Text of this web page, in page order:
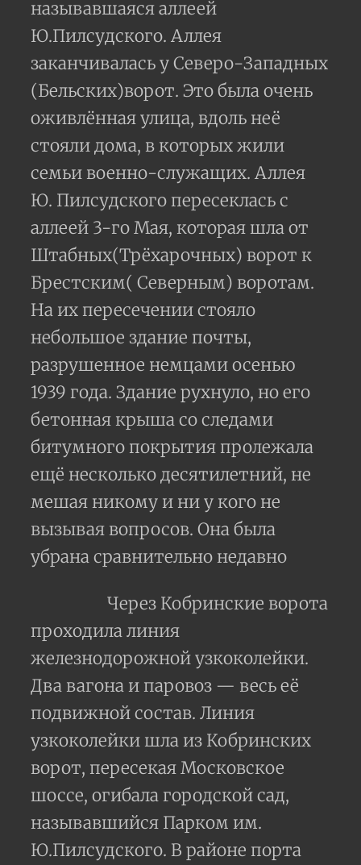
называвшаяся аллеей
Ю.Пилсудского. Аллея
заканчивалась у Северо-Западных
(Бельских)ворот. Это была очень
оживлённая улица, вдоль неё
стояли дома, в которых жили
семьи военно-служащих. Аллея
Ю. Пилсудского пересеклась с
аллеей 3-го Мая, которая шла от
Штабных(Трёхарочных) ворот к
Брестским( Северным) воротам.
На их пересечении стояло
небольшое здание почты,
разрушенное немцами осенью
1939 года. Здание рухнуло, но его
бетонная крыша со следами
битумного покрытия пролежала
ещё несколько десятилетний, не
мешая никому и ни у кого не
вызывая вопросов. Она была
убрана сравнительно недавно
Через Кобринские ворота
проходила линия
железнодорожной узкоколейки.
Два вагона и паровоз — весь её
подвижной состав. Линия
узкоколейки шла из Кобринских
ворот, пересекая Московское
шоссе, огибала городской сад,
называвшийся Парком им.
Ю.Пилсудского. В районе порта